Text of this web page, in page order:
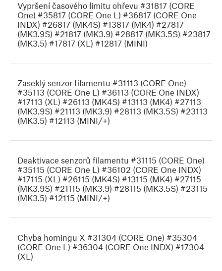
Vypršení časového limitu ohřevu #31817 (CORE
One) #35817 (CORE One L) #36817 (CORE One
INDX) #26817 (MK4S) #13817 (MK4) #27817
(MK3.9S) #21817 (MK3.9) #28817 (MK3.5S) #23817
(MK3.5) #17817 (XL) #12817 (MINI)
Zaseklý senzor filamentu #31113 (CORE One)
#35113 (CORE One L) #36113 (CORE One INDX)
#17113 (XL) #26113 (MK4S) #13113 (MK4) #27113
(MK3.9S) #21113 (MK3.9) #28113 (MK3.5S) #23113
(MK3.5) #12113 (MINI/+)
Deaktivace senzorů filamentu #31115 (CORE One)
#35115 (CORE One L) #36102 (CORE One INDX)
#17115 (XL) #26115 (MK4S) #13115 (MK4) #27115
(MK3.9S) #21115 (MK3.9) #28115 (MK3.5S) #23115
(MK3.5) #12115 (MINI/+)
Chyba homingu X #31304 (CORE One) #35304
(CORE One L) #36304 (CORE One INDX) #17304
(XL)